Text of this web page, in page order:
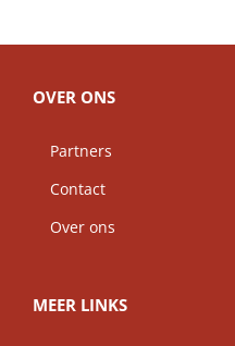
OVER ONS
Partners
Contact
Over ons
MEER LINKS